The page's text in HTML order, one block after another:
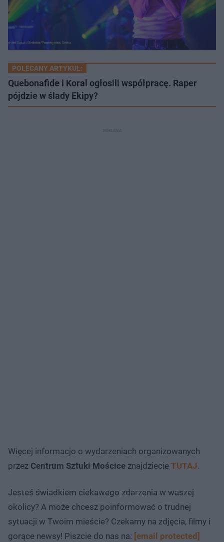
POLECANY ARTYKUŁ:
Quebonafide i Koral ogłosili współpracę. Raper
pójdzie w ślady Ekipy?
Więcej informacjo o wydarzeniach organizowanych
przez Centrum Sztuki Mościce znajdziecie TUTAJ.
Jesteś świadkiem ciekawego zdarzenia w waszej
okolicy? A może chcesz poinformować o trudnej
sytuacji w Twoim mieście? Czekamy na zdjęcia, filmy i
gorące newsy! Piszcie do nas na: [email protected]